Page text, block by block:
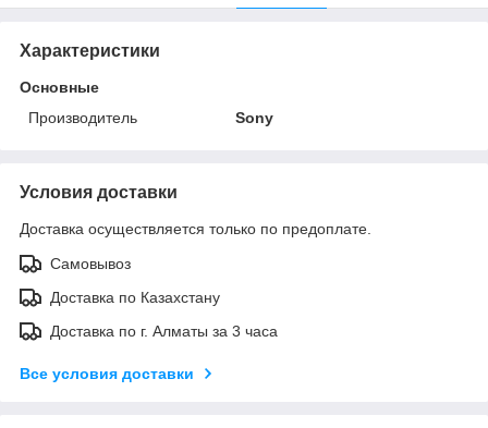
Характеристики
Основные
Производитель
Sony
Условия доставки
Доставка осуществляется только по предоплате.
Самовывоз
Доставка по Казахстану
Доставка по г. Алматы за 3 часа
Все условия доставки